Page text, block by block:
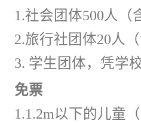
1.社会团体500人（
2.旅行社团体20人
3. 学生团体，凭学
免票
1.1.2m以下的儿童